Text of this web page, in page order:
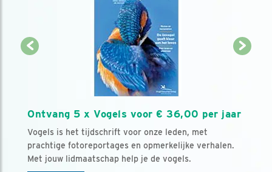
Ontvang 5 x Vogels voor € 36,00 per jaar
Vogels is het tijdschrift voor onze leden, met
prachtige fotoreportages en opmerkelijke verhalen.
Met jouw lidmaatschap help je de vogels.